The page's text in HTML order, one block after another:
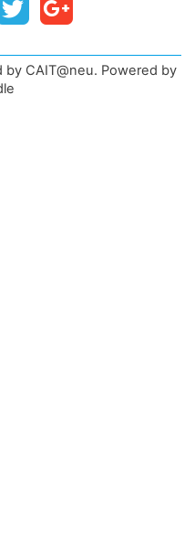
CAIT@neu. Powered by